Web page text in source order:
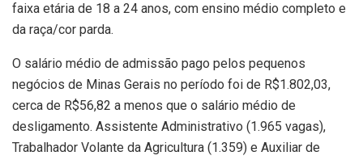
faixa etária de 18 a 24 anos, com ensino médio completo e
da raça/cor parda.
O salário médio de admissão pago pelos pequenos
negócios de Minas Gerais no período foi de R$1.802,03,
cerca de R$56,82 a menos que o salário médio de
desligamento. Assistente Administrativo (1.965 vagas),
Trabalhador Volante da Agricultura (1.359) e Auxiliar de